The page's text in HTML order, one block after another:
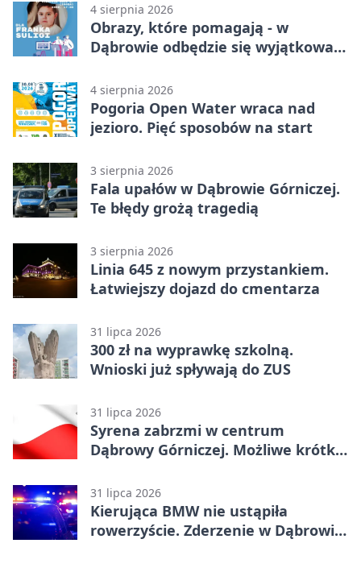
4 sierpnia 2026
Obrazy, które pomagają - w
Dąbrowie odbędzie się wyjątkowa
4 sierpnia 2026
Pogoria Open Water wraca nad
jezioro. Pięć sposobów na start
3 sierpnia 2026
Fala upałów w Dąbrowie Górniczej.
Te błędy grożą tragedią
3 sierpnia 2026
Linia 645 z nowym przystankiem.
Łatwiejszy dojazd do cmentarza
31 lipca 2026
300 zł na wyprawkę szkolną.
Wnioski już spływają do ZUS
31 lipca 2026
Syrena zabrzmi w centrum
Dąbrowy Górniczej. Możliwe krótkie
31 lipca 2026
Kierująca BMW nie ustąpiła
rowerzyście. Zderzenie w Dąbrowie